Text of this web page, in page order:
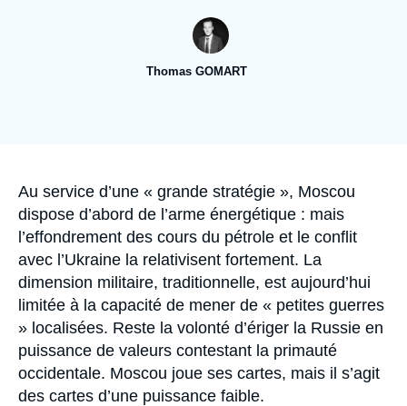
Thomas GOMART
Accroche
Au service d’une « grande stratégie », Moscou
dispose d’abord de l’arme énergétique : mais
l’effondrement des cours du pétrole et le conflit
avec l’Ukraine la relativisent fortement. La
dimension militaire, traditionnelle, est aujourd’hui
limitée à la capacité de mener de « petites guerres
» localisées. Reste la volonté d’ériger la Russie en
puissance de valeurs contestant la primauté
occidentale. Moscou joue ses cartes, mais il s’agit
des cartes d’une puissance faible.